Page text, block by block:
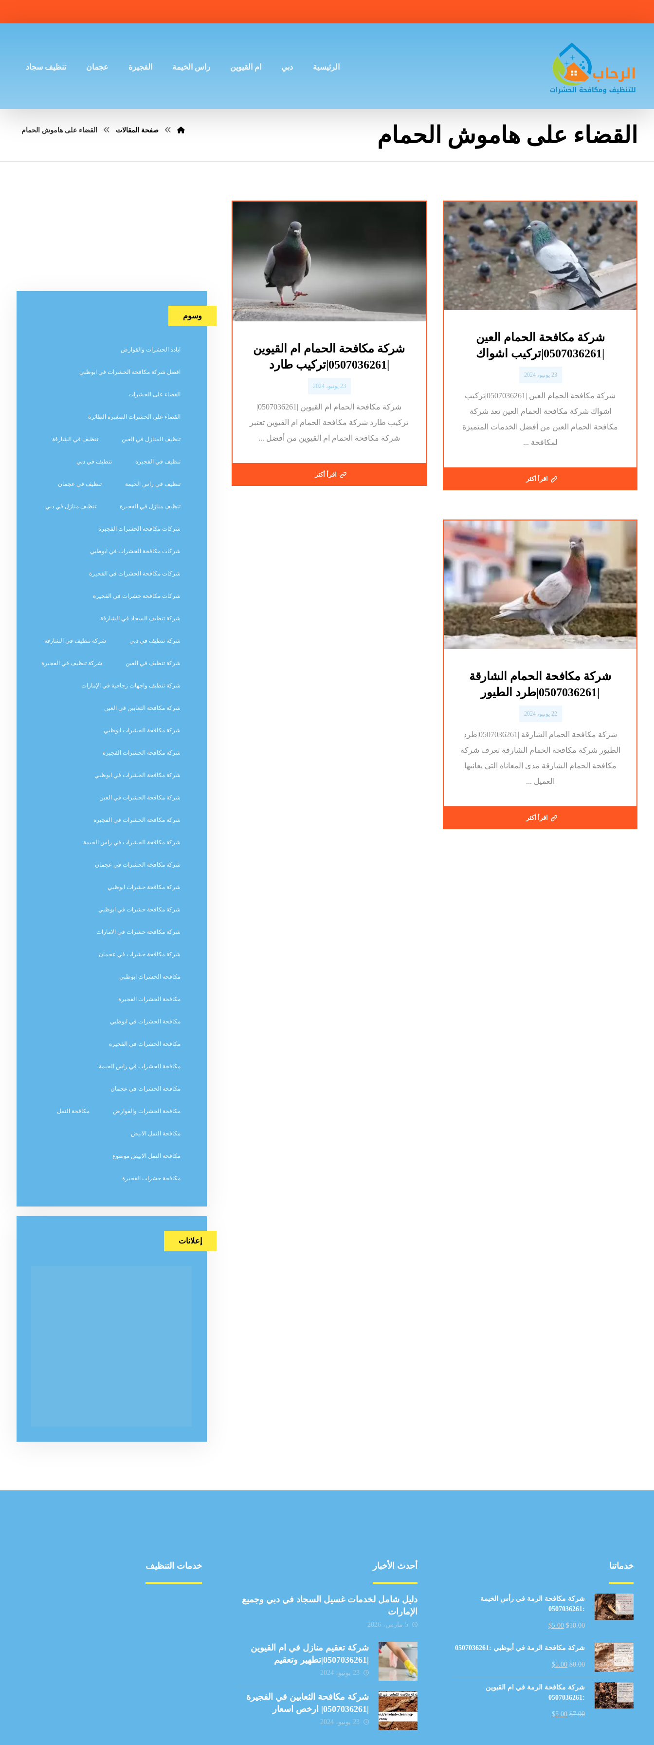
الرئيسية دبي ام القيوين راس الخيمة الفجيرة عجمان تنظيف سجاد
القضاء على هاموش الحمام صفحة المقالات القضاء على هاموش الحمام
شركة مكافحة الحمام العين
|0507036261|تركيب اشواك
23 يونيو، 2024
شركة مكافحة الحمام العين |0507036261|تركيب
اشواك شركة مكافحة الحمام العين تعد شركة
مكافحة الحمام العين من أفضل الخدمات المتميزة
لمكافحة ...
اقرأ أكثر
شركة مكافحة الحمام ام القيوين
23 يونيو، 2024
شركة مكافحة الحمام ام القيوين |0507036261|
تركيب طارد شركة مكافحة الحمام ام القيوين تعتبر
شركة مكافحة الحمام ام القيوين من أفضل ...
اقرأ أكثر
شركة مكافحة الحمام الشارقة
|0507036261|طرد الطيور
22 يونيو، 2024
شركة مكافحة الحمام الشارقة |0507036261|طرد
الطيور شركة مكافحة الحمام الشارقة تعرف شركة
مكافحة الحمام الشارقة مدى المعاناة التي يعانيها
العميل ...
اقرأ أكثر
وسوم
اباده الحشرات والقوارض
افضل شركة مكافحة الحشرات في ابوظبي
القضاء على الحشرات
القضاء على الحشرات الصغيرة الطائرة
تنظيف المنازل في العين تنظيف في الشارقة
تنظيف في الفجيرة تنظيف في دبي
تنظيف في راس الخيمة تنظيف في عجمان
تنظيف منازل في الفجيرة تنظيف منازل في دبي
شركات مكافحة الحشرات الفجيرة
شركات مكافحة الحشرات في ابوظبي
شركات مكافحة الحشرات في الفجيرة
شركات مكافحة حشرات في الفجيرة
شركة تنظيف السجاد في الشارقة
شركة تنظيف في دبي شركة تنظيف في الشارقة
شركة تنظيف في العين شركة تنظيف في الفجيرة
شركة تنظيف واجهات زجاجية في الإمارات
شركة مكافحة الثعابين في العين
شركة مكافحة الحشرات ابوظبي
شركة مكافحة الحشرات الفجيرة
شركة مكافحة الحشرات في ابوظبي
شركة مكافحة الحشرات في العين
شركة مكافحة الحشرات في الفجيرة
شركة مكافحة الحشرات في راس الخيمة
شركة مكافحة الحشرات في عجمان
شركة مكافحة حشرات ابوظبي
شركة مكافحة حشرات في ابوظبي
شركة مكافحة حشرات في الامارات
شركة مكافحة حشرات في عجمان
مكافحة الحشرات ابوظبي
مكافحة الحشرات الفجيرة
مكافحة الحشرات في ابوظبي
مكافحة الحشرات في الفجيرة
مكافحة الحشرات في راس الخيمة
مكافحة الحشرات في عجمان
مكافحة الحشرات والقوارض مكافحة النمل
مكافحة النمل الابيض
مكافحة النمل الابيض موضوع
مكافحة حشرات الفجيرة
إعلانات
خدماتنا
شركة مكافحة الرمة في رأس الخيمة
:0507036261
$10.00
$5.00
شركة مكافحة الرمة في أبوظبي :0507036261
$8.00
$5.00
شركة مكافحة الرمة في ام القيوين
:0507036261
$7.00
$5.00
أحدث الأخبار
دليل شامل لخدمات غسيل السجاد في دبي وجميع
الإمارات
5 مارس، 2026
شركة تعقيم منازل في ام القيوين
|0507036261|تطهير وتعقيم
23 يونيو، 2024
شركة مكافحة الثعابين في الفجيرة
|0507036261| ارخص اسعار
23 يونيو، 2024
خدمات التنظيف